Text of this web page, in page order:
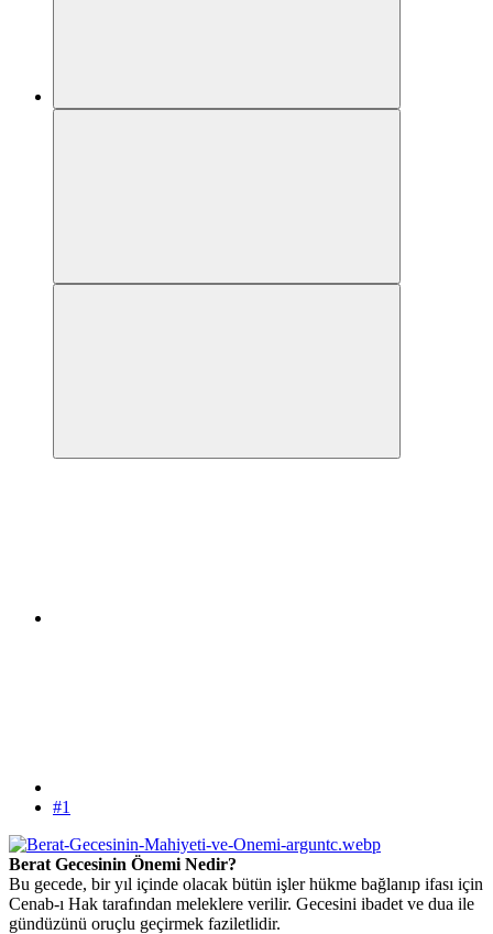
#1
Berat Gecesinin Önemi Nedir?
Bu gecede, bir yıl içinde olacak bütün işler hükme bağlanıp ifası için
Cenab-ı Hak tarafından meleklere verilir. Gecesini ibadet ve dua ile
gündüzünü oruçlu geçirmek faziletlidir.